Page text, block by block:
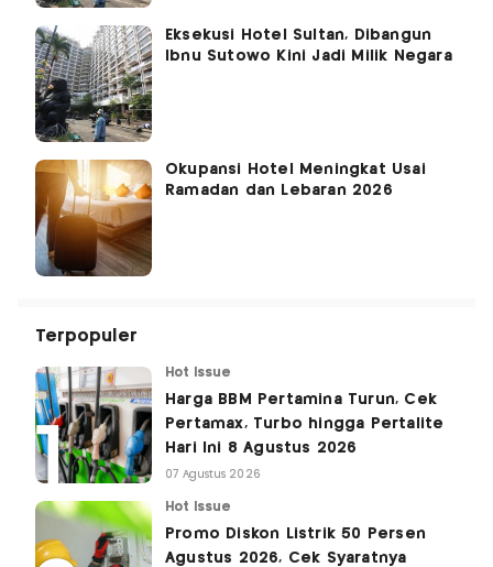
Eksekusi Hotel Sultan, Dibangun
Ibnu Sutowo Kini Jadi Milik Negara
Okupansi Hotel Meningkat Usai
Ramadan dan Lebaran 2026
Terpopuler
Hot Issue
Harga BBM Pertamina Turun, Cek
Pertamax, Turbo hingga Pertalite
Hari Ini 8 Agustus 2026
07 Agustus 2026
Hot Issue
Promo Diskon Listrik 50 Persen
Agustus 2026, Cek Syaratnya